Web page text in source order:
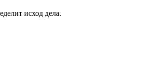
исход дела.